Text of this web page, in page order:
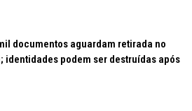
documentos aguardam retirada no
identidades podem ser destruídas após